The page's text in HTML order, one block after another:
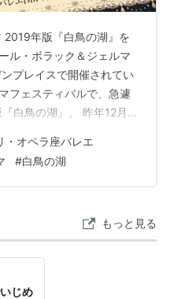
2019年版『白鳥の湖』を
ル・ボラック＆ジェルマ
プレイスで開催されてい
フェスティバルで、急遽
白鳥の湖』。 昨年12月に
という珍しいハプニング
たかったなぁ」と思って
しい限り。 2019年版の上
w…
・オペラ座バレエ
#白鳥の湖
もっと見る
じめ